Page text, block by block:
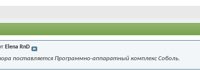
Elena RnD
поставляется Программно-аппаратный комплекс Соболь.